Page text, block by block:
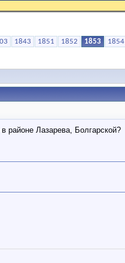
1843 1851 1852 1853 1854
районе Лазарева, Болгарской?